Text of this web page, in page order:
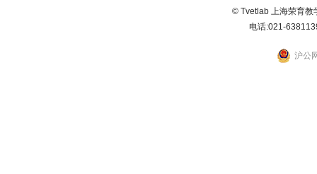
© Tvetlab 上海荣育教
电话:021-
沪公